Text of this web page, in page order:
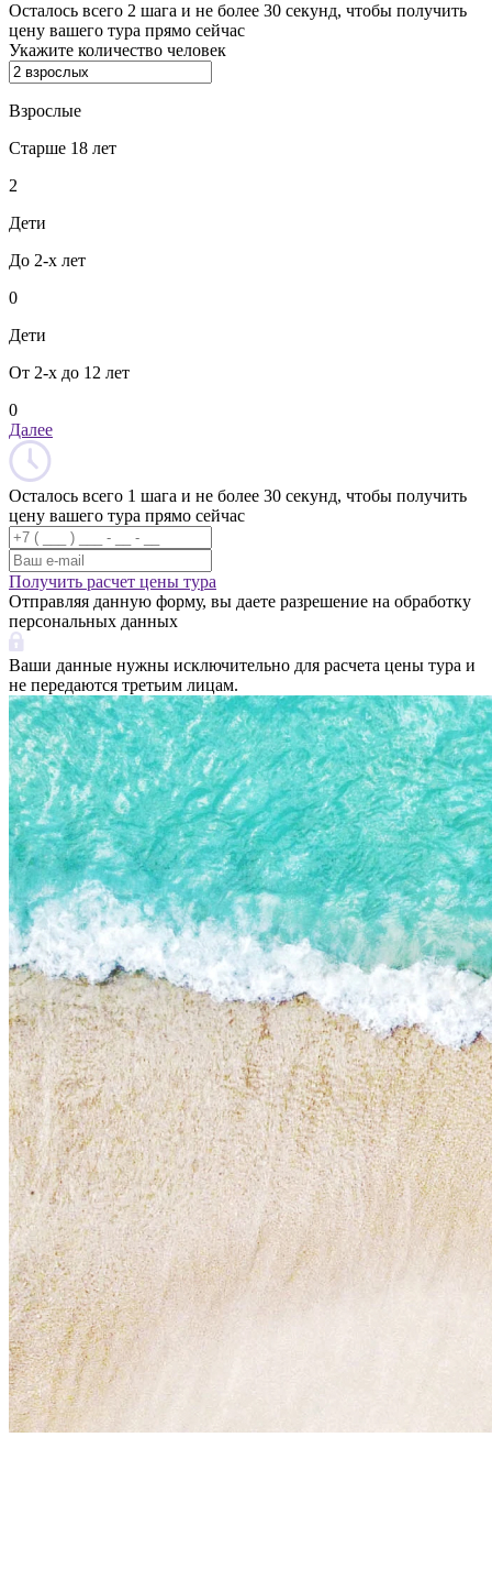
Осталось всего 2 шага и не более 30 секунд, чтобы получить
цену вашего тура прямо сейчас
Укажите количество человек
Взрослые
Старше 18 лет
2
Дети
До 2-х лет
0
Дети
От 2-х до 12 лет
0
Далее
Осталось всего 1 шага и не более 30 секунд, чтобы получить
цену вашего тура прямо сейчас
Получить расчет цены тура
Отправляя данную форму, вы даете разрешение на обработку
персональных данных
Ваши данные нужны исключительно для расчета цены тура и
не передаются третьим лицам.